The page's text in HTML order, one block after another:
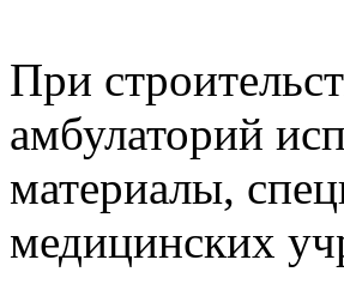
При
амбулаторий
материалы,
медицинских